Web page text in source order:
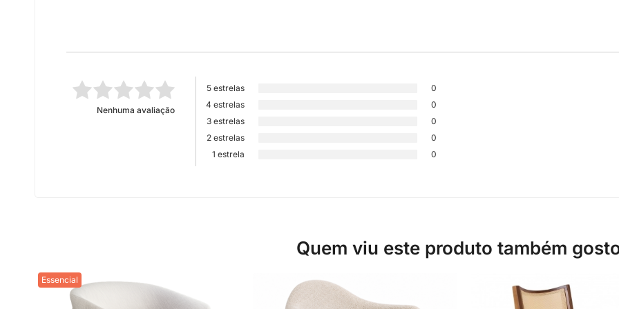
Nenhuma avaliação
5 estrelas
0
4 estrelas
0
3 estrelas
0
2 estrelas
0
1 estrela
0
Quem viu este produto também
Essencial